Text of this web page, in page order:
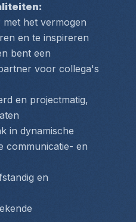
het vermogen
en te inspireren
bent een
voor collega's
en projectmatig,
in dynamische
communicatie- en
en